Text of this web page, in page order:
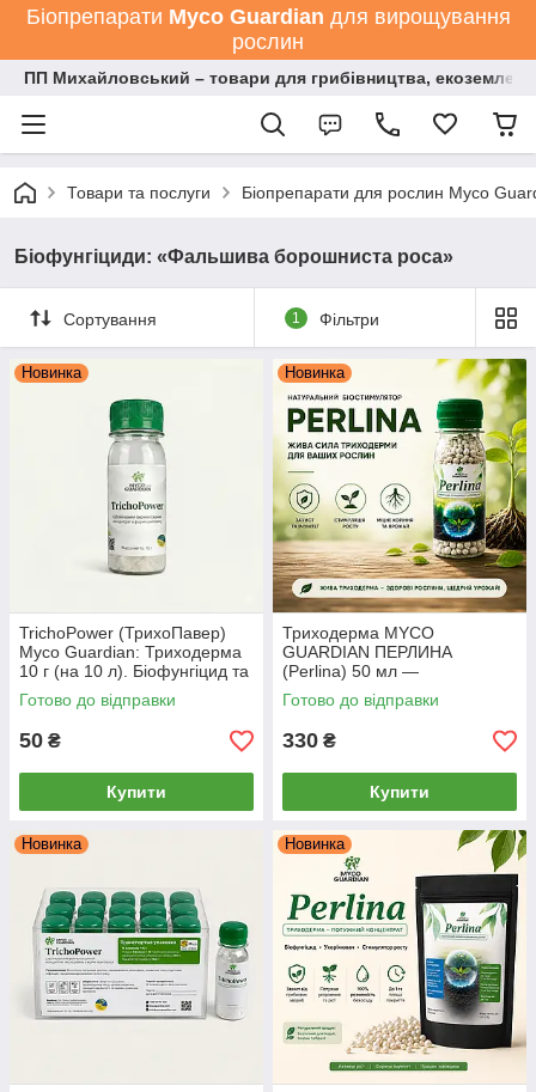
Біопрепарати Мyco Guardian для вирощування
рослин
ПП Михайловський – товари для грибівництва,
Товари та послуги Біопрепарати для рослин Myco
Біофунгіциди: «Фальшива борошниста роса»
Сортування 1 Фільтри
Новинка
TrichoPower (ТрихоПавер)
Myco Guardian: Триходерма
10 г (на 10 л). Біофунгіцид та
укорінювач
Готово до відправки
50 ₴
Купити
Новинка
Триходерма MYCO
GUARDIAN ПЕРЛИНА
(Perlina) 50 мл —
біофунгіцид-концентрат,
стимулятор, антистресант
Готово до відправки
330 ₴
Купити
Новинка Новинка